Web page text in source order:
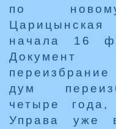
по
начала 16
Документ
дум
четыре года,
Управа уже